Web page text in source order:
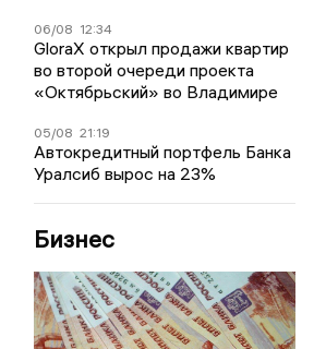
06/08 12:34
GloraX открыл продажи квартир
во второй очереди проекта
«Октябрьский» во Владимире
05/08 21:19
Автокредитный портфель Банка
Уралсиб вырос на 23%
Бизнес